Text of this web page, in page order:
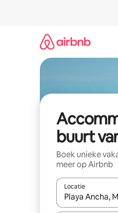
buurt
Boek unieke
meer op Airbnb
Locatie
Wanneer er